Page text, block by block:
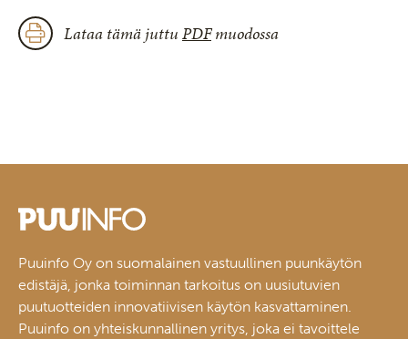
Lataa tämä juttu PDFmuodossa
Puuinfo Oy on suomalainen vastuullinen puunkäytön
edistäjä, jonka toiminnan tarkoitus on uusiutuvien
puutuotteiden innovatiivisen käytön kasvattaminen.
Puuinfo on yhteiskunnallinen yritys, joka ei tavoittele